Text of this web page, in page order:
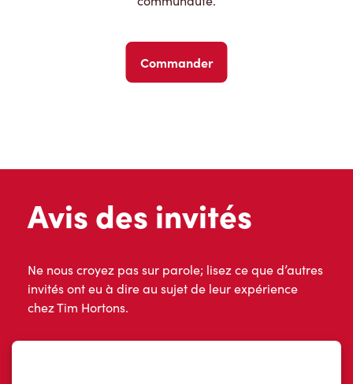
Commander
Avis des invités
Ne nous croyez pas sur parole; lisez ce que d’autres
invités ont eu à dire au sujet de leur expérience
chez Tim Hortons.